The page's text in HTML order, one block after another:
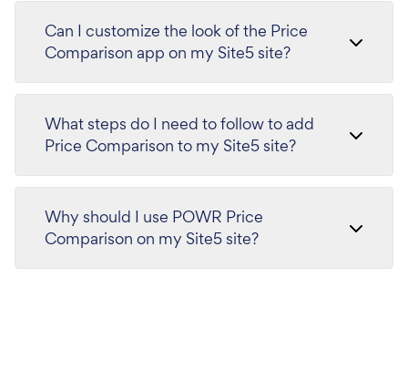
Can I customize the look of the Price
Comparison app on my Site5 site?
What steps do I need to follow to add
Price Comparison to my Site5 site?
Why should I use POWR Price
Comparison on my Site5 site?